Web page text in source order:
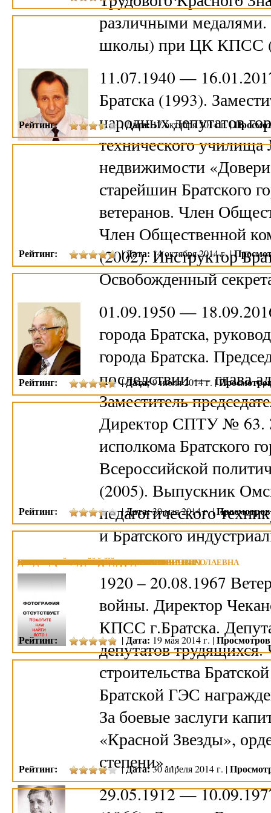
различными
школы) при ЦК КПСС
11.07.1940 —
Братска (1993).
народных депутатов
технического
недвижимости
старейшин Братского
ветеранов. Член
Член Общественной
(2002). Инструктор
Освобожденный
01.09.1950 —
города Братска,
города Братска.
последствии — глава
Заместитель
Директор СПТУ № 63.
исполкома Братского
Всероссийской
(2005). Выпускник
педагогического
и Братского
СЛЕСАРЧУК ЛЕОНИД ПЕТРОВИЧ
1920 – 20.08.1967
войны. Директор
КПСС г.Братска.
депутатов
строительства
Братской ГЭС
За боевые заслуги
«Красной Звезды»,
степени»…
САЗОНОВ ВАСИЛИЙ ИЛЬИЧ
29.05.1912 —
СИНИЧЕНКО ГРИГОРИЙ ИВАНОВИЧ
САВРИЦКИЙ АЛЕКСЕЙ ИЛЛАРИОНОВИЧ
ХЛЫСТОВ ИВАН ЕФИМОВИЧ
ЧЕРНЫШЕВ АНДРЕЙ ВЛАДИМИРОВИЧ
МАКАРОВ АЛЕКСАНДР ЛУКИЧ
ГОГОЛИЦЫН АЛЕКСЕЙ ВЛАДИМИРОВИЧ
КОРТУНОВА (ШАХМАТОВА) ВАЛЕНТИНА НИКОЛАЕВНА
КУТЬКО АЛЕКСЕЙ СЕМЕНОВИЧ
ЕРМАЧЕНКО МИХАИЛ ФЕДОРОВИЧ
Рейтинг: |Дата:17 октября 2014 г. |
ЧЕРДАНЦЕВА ЕЛЕНА ФЕДОРОВНА
Рейтинг: |Дата: 14 октября 2014 г. |
ДАНИЛОВ ВЛАДИМИР ИВАНОВИЧ
Рейтинг: |Дата:9 июля 2014 г. |
ПЕТРУНЬКО АЛЕКСАНДР КОНСТАНТИНОВИЧ
Рейтинг: |Дата:30 мая 2014 г. |
ЕГОРОВ НИКОЛАЙ АЛЕКСЕЕВИЧ
Рейтинг: |Дата: 19 мая 2014 г. |
Рейтинг: |Дата:30 апреля 2014 г. |